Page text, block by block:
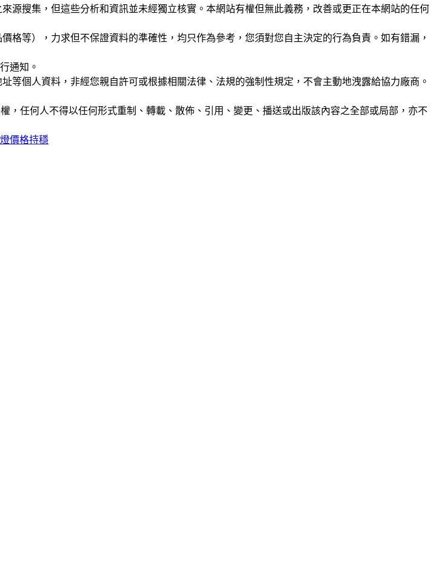
源搜集，但這些分析和資訊並未經獨立核實。本網站有權但無此義務，改善或更正在本網站的任何
格等），力求但不保證資料的準確性，均只作為參考，您須對您自主決定的行為負責。如有錯漏，
通知。
等個人資料，非經您親自許可或根據相關法律、法規的強制性規定，不會主動地洩露給協力廠商。
，任何人不得以任何形式重制、轉載、散佈、引用、變更、播送或出版該內容之全部或局部，亦不
價格持穩